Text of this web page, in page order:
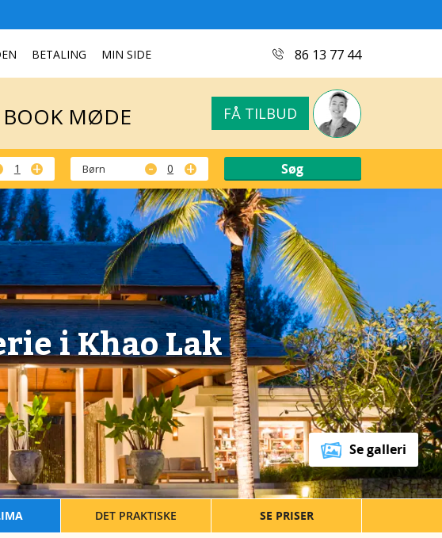
86 13 77 44
BETALING MIN SIDE
BOOK MØDE FÅ TILBUD
BOOK MØDE FÅ TILBUD
+ Børn - +
i Khao Lak
Se galleri
DET PRAKTISKE SE PRISER